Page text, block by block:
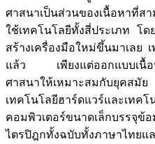
ศาสนาเป็นส่วนของเนื้อหาที่ส
ใช้เทคโนโลยีทั้งสี่ประเภท โด
สร้างเครื่องมือใหม่ขึ้นมาเลย
แล้ว เพียงแต่ออกแบบเนื้อ
ศาสนาให้เหมาะสมกับยุคสมั
เทคโนโลยีฮาร์ดแวร์และเทค
คอมพิวเตอร์ขนาดเล็กบรรจุ
ไตรปิฎกทั้งฉบับทั้งภาษาไทยแ